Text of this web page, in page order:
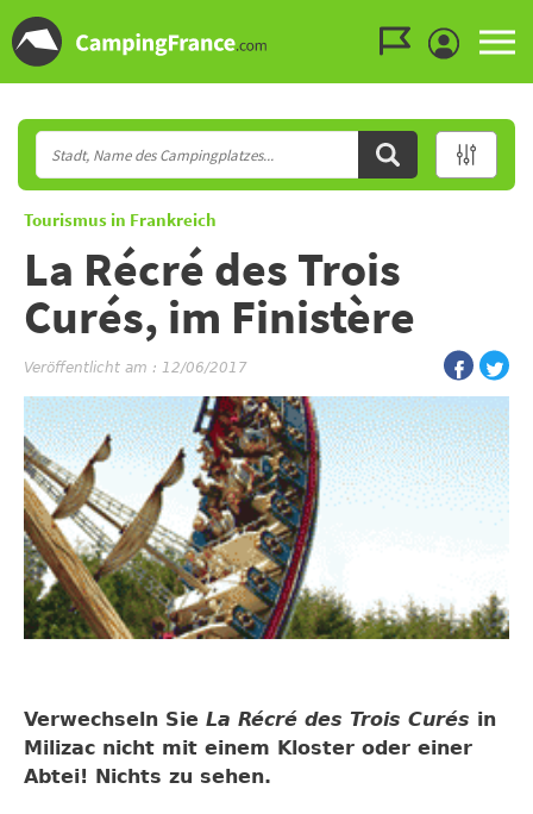
Tourismus in Frankreich
La Récré des Trois
Curés, im Finistère
Veröffentlicht am : 12/06/2017
Verwechseln Sie La Récré des Trois Curés in
Milizac nicht mit einem Kloster oder einer
Abtei! Nichts zu sehen.